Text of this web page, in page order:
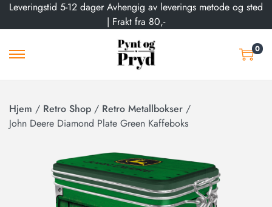
Leveringstid 5-12 dager Avhengig av leverings metode og sted
| Frakt fra 80,-
0
Hjem / Retro Shop / Retro Metallbokser /
John Deere Diamond Plate Green Kaffeboks